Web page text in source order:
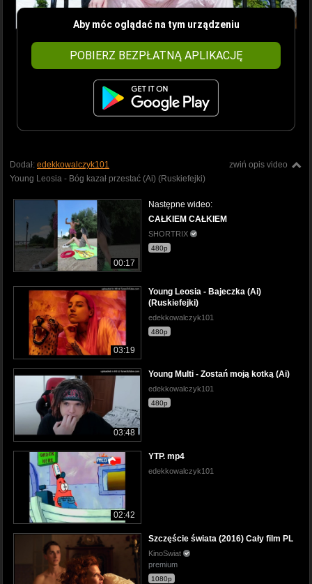
Aby móc oglądać na tym urządzeniu
POBIERZ BEZPŁATNĄ APLIKACJĘ
zwiń opis video
Dodał: edekkowalczyk101
Young Leosia - Bóg kazał przestać (Ai) (Ruskiefejki)
00:17
Następne wideo:
CAŁKIEM CAŁKIEM
SHORTRIX
480p
03:19
Young Leosia - Bajeczka (Ai)
(Ruskiefejki)
edekkowalczyk101
480p
03:48
Young Multi - Zostań moją kotką (Ai)
edekkowalczyk101
480p
02:42
YTP. mp4
edekkowalczyk101
Szczęście świata (2016) Cały film PL
KinoSwiat
premium
1080p